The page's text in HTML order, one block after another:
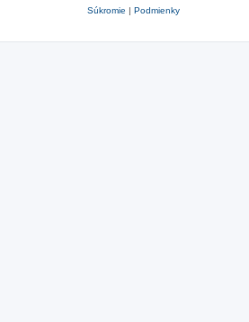
Súkromie | Podmienky